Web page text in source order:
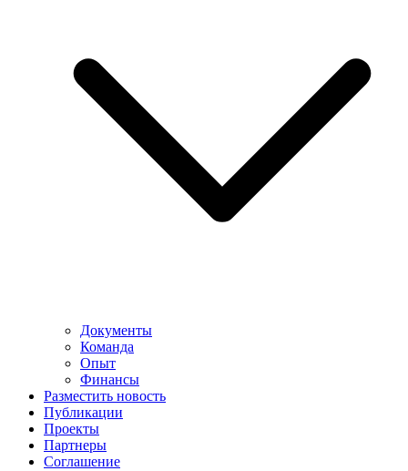
Документы
Команда
Опыт
Финансы
Разместить новость
Публикации
Проекты
Партнеры
Соглашение